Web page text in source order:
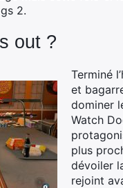
2.
out ?
Terminé
et
dominer
Watch
plus
dévoiler
rejoint